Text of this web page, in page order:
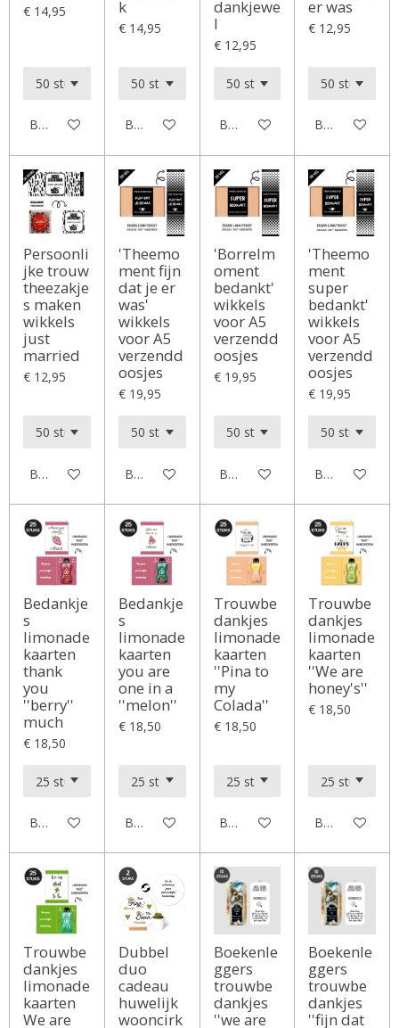
€ 14,95
Bekijk details
k
€ 14,95
Bekijk details
dankjewe
l
€ 12,95
Bekijk details
er was
€ 12,95
Bekijk details
Persoonli
jke trouw
theezakje
s maken
wikkels
just
married
€ 12,95
Bekijk details
'Theemo
ment fijn
dat je er
was'
wikkels
voor A5
verzendd
oosjes
€ 19,95
Bekijk details
'Borrelm
oment
bedankt'
wikkels
voor A5
verzendd
oosjes
€ 19,95
Bekijk details
'Theemo
ment
super
bedankt'
wikkels
voor A5
verzendd
oosjes
€ 19,95
Bekijk details
Bedankje
s
limonade
kaarten
thank
you
''berry''
much
€ 18,50
Bekijk details
Bedankje
s
limonade
kaarten
you are
one in a
''melon''
€ 18,50
Bekijk details
Trouwbe
dankjes
limonade
kaarten
''Pina to
my
Colada''
€ 18,50
Bekijk details
Trouwbe
dankjes
limonade
kaarten
''We are
honey's''
€ 18,50
Bekijk details
Trouwbe
dankjes
limonade
kaarten
We are
Dubbel
duo
cadeau
huwelijk
wooncirk
Boekenle
ggers
trouwbe
dankjes
''we are
Boekenle
ggers
trouwbe
dankjes
''fijn dat